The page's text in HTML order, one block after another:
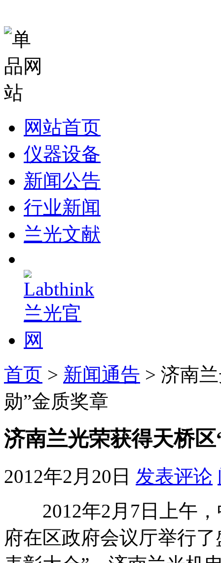
网站首页
仪器设备
新闻公告
行业新闻
兰光文献
首页 > 新闻通告 > 济南
勋”金质奖章
济南兰光荣获得天桥
2012年2月20日 发表评论
2012年2月7日上午，
府在区政府会议厅举行